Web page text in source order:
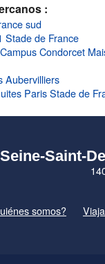
:
sud
Stade de France
Condorcet
Aubervilliers
Paris Stade de
Seine-Saint-
somos?